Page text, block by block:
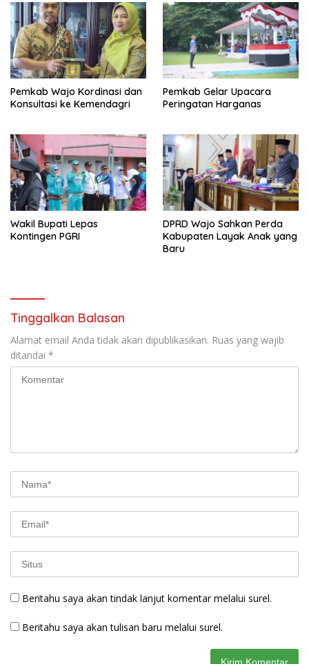
Pemkab Wajo Kordinasi dan
Konsultasi ke Kemendagri
Pemkab Gelar Upacara
Peringatan Harganas
Wakil Bupati Lepas
Kontingen PGRI
DPRD Wajo Sahkan Perda
Kabupaten Layak Anak yang
Baru
Tinggalkan Balasan
Alamat email Anda tidak akan dipublikasikan. Ruas yang wajib
ditandai *
Beritahu saya akan tindak lanjut komentar melalui surel.
Beritahu saya akan tulisan baru melalui surel.